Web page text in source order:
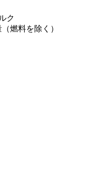
ク
燃料を除く）